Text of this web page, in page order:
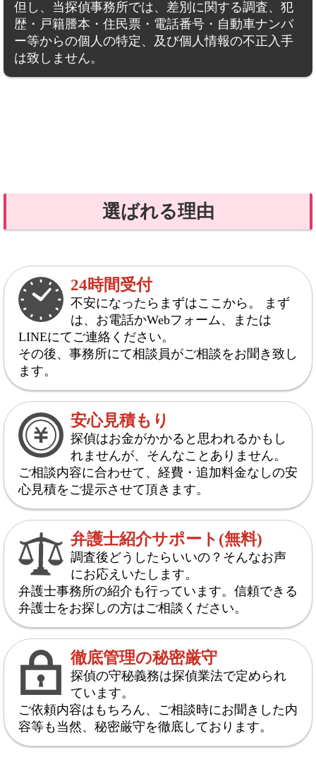
但し、当探偵事務所では、差別に関する調査、犯
歴・戸籍謄本・住民票・電話番号・自動車ナンバ
ー等からの個人の特定、及び個人情報の不正入手
は致しません。
選ばれる理由
24時間受付
不安になったらまずはここから。 まず
は、お電話かWebフォーム、または
LINEにてご連絡ください。
その後、事務所にて相談員がご相談をお聞き致し
ます。
安心見積もり
探偵はお金がかかると思われるかもし
れませんが、そんなことありません。
ご相談内容に合わせて、経費・追加料金なしの安
心見積をご提示させて頂きます。
弁護士紹介サポート(無料)
調査後どうしたらいいの？そんなお声
にお応えいたします。
弁護士事務所の紹介も行っています。信頼できる
弁護士をお探しの方はご相談ください。
徹底管理の秘密厳守
探偵の守秘義務は探偵業法で定められ
ています。
ご依頼内容はもちろん、ご相談時にお聞きした内
容等も当然、秘密厳守を徹底しております。